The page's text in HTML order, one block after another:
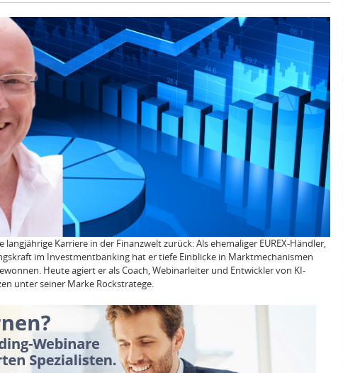
langjährige Karriere in der Finanzwelt zurück: Als ehemaliger EUREX-Händler,
im Investmentbanking hat er tiefe Einblicke in Marktmechanismen
Heute agiert er als Coach, Webinarleiter und Entwickler von KI-
unter seiner Marke Rockstratege.